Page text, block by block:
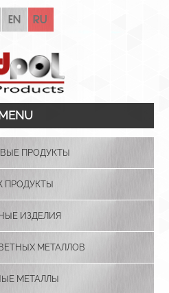
en ru
ПРОДУКТЫ
ПРОДУКТЫ
ИЗДЕЛИЯ
МЕТАЛЛОВ
МЕТАЛЛЫ